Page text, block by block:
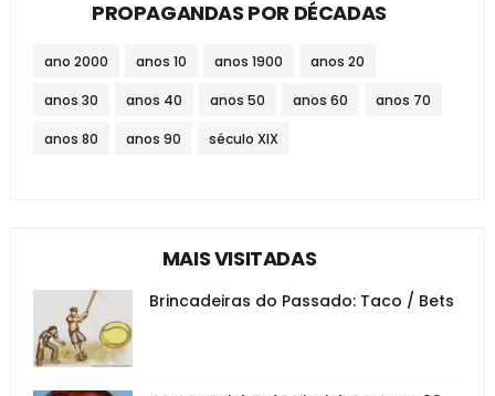
PROPAGANDAS POR DÉCADAS
ano 2000 anos 10 anos 1900 anos 20
anos 30 anos 40 anos 50 anos 60 anos 70
anos 80 anos 90 século XIX
MAIS VISITADAS
Brincadeiras do Passado: Taco / Bets